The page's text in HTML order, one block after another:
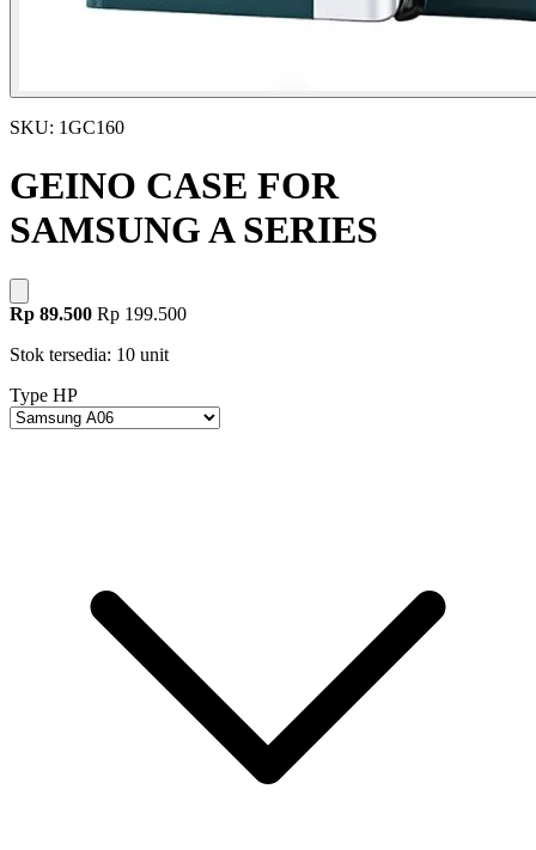
SKU: 1GC160
GEINO CASE FOR
SAMSUNG A SERIES
Rp 89.500 Rp 199.500
Stok tersedia: 10 unit
Type HP